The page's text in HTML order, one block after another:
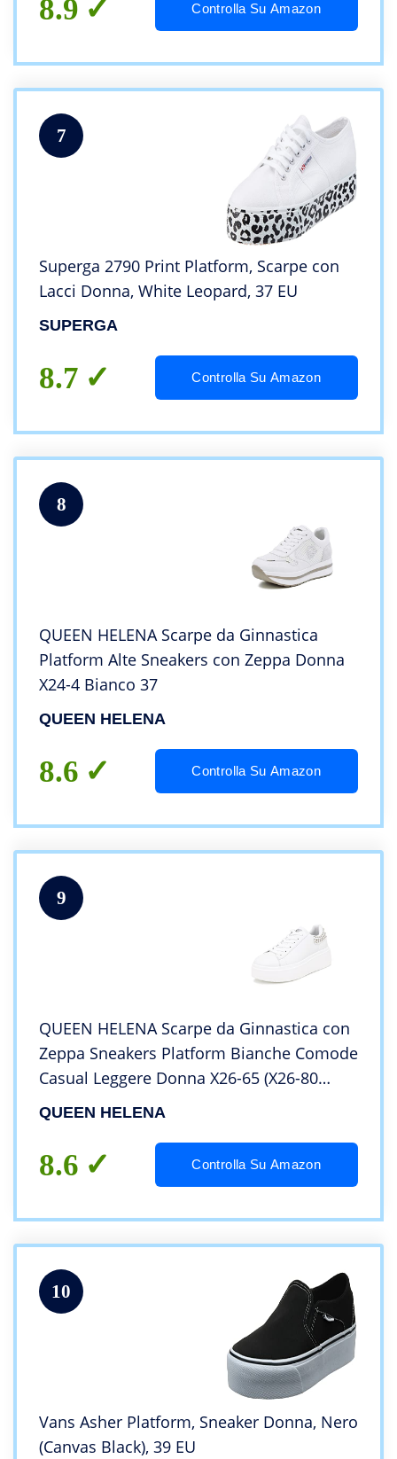
8.9 Controlla Su Amazon
7
Superga 2790 Print Platform, Scarpe con
Lacci Donna, White Leopard, 37 EU
SUPERGA
8.7 Controlla Su Amazon
8
QUEEN HELENA Scarpe da Ginnastica
Platform Alte Sneakers con Zeppa Donna
X24-4 Bianco 37
QUEEN HELENA
8.6 Controlla Su Amazon
9
QUEEN HELENA Scarpe da Ginnastica con
Zeppa Sneakers Platform Bianche Comode
Casual Leggere Donna X26-65 (X26-80
Bianco, Numeric_38)
QUEEN HELENA
8.6 Controlla Su Amazon
10
Vans Asher Platform, Sneaker Donna, Nero
(Canvas Black), 39 EU